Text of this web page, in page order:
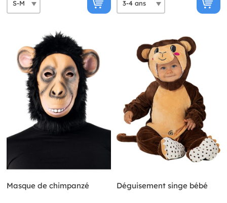
Masque de chimpanzé Déguisement singe bébé